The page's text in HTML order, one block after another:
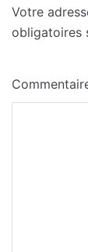
Votre
obligatoires